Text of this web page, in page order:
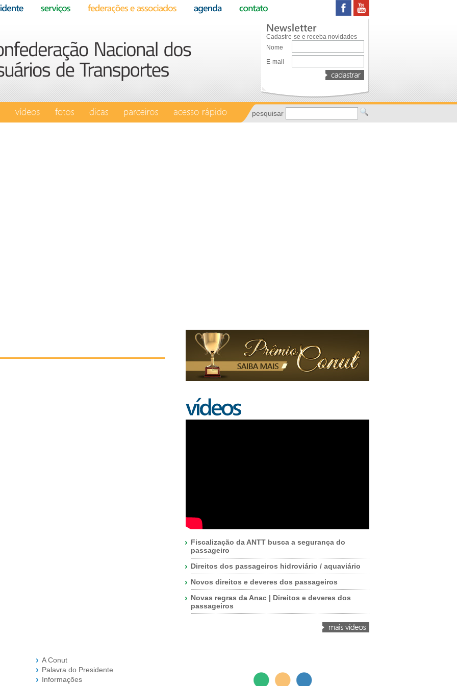
Cadastre-se e receba novidades
Nome
E-mail
pesquisar
Fiscalização da ANTT busca a segurança do
passageiro
Direitos dos passageiros hidroviário / aquaviário
Novos direitos e deveres dos passageiros
Novas regras da Anac | Direitos e deveres dos
passageiros
A Conut
Palavra do Presidente
Informações